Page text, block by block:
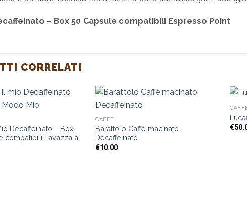
– Box 50 Capsule compatibili Espresso Point
CORRELATI
Decaffeinato – Box
compatibili Lavazza a
CAFFÈ
Barattolo Caffè macinato
Decaffeinato
€10.00
€